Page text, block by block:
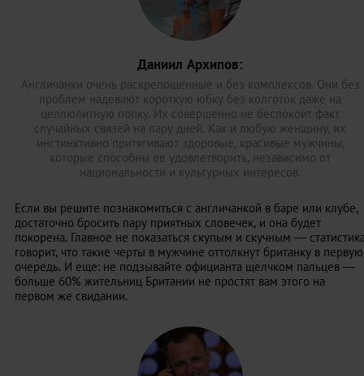
Даниил Архипов:
Англичанки очень раскрепощенные и без комплексов. Они без
проблем надевают короткую юбку без колготок даже на
целлюлитную попку. Их совершенно не беспокоит факт
случайных связей на пару дней. Как и любую женщину, их
инстинктивно притягивают здоровые, красивые мужчины,
которые способны ее удовлетворить, независимо от
национальности и культурных интересов.
Если вы решите познакомиться с англичанкой в баре или клубе,
достаточно бросить пару приятных словечек, и она будет
покорена. Главное не показаться скупым и скучным —
говорит, что такие черты в мужчине оттолкнут британку в первую
очередь. И еще: не подзывайте официанта щелчком пальцев —
больше 60% жительниц Британии не простят вам этого на
первом же свидании.